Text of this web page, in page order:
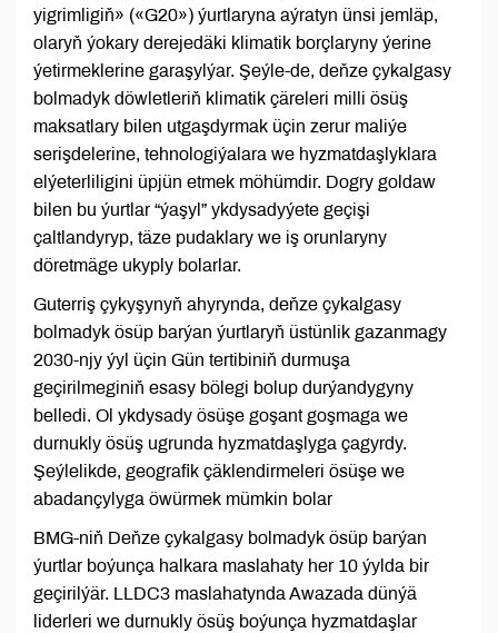
yigrimligiň» («G20») ýurtlaryna aýratyn ünsi jemläp,
olaryň ýokary derejedäki klimatik borçlaryny ýerine
ýetirmeklerine garaşylýar. Şeýle-de, deňze çykalgasy
bolmadyk döwletleriň klimatik çäreleri milli ösüş
maksatlary bilen utgaşdyrmak üçin zerur maliýe
serişdelerine, tehnologiýalara we hyzmatdaşlyklara
elýeterliligini üpjün etmek möhümdir. Dogry goldaw
bilen bu ýurtlar “ýaşyl” ykdysadyýete geçişi
çaltlandyryp, täze pudaklary we iş orunlaryny
döretmäge ukyply bolarlar.
Guterriş çykyşynyň ahyrynda, deňze çykalgasy
bolmadyk ösüp barýan ýurtlaryň üstünlik gazanmagy
2030-njy ýyl üçin Gün tertibiniň durmuşa
geçirilmeginiň esasy bölegi bolup durýandygyny
belledi. Ol ykdysady ösüşe goşant goşmaga we
durnukly ösüş ugrunda hyzmatdaşlyga çagyrdy.
Şeýlelikde, geografik çäklendirmeleri ösüşe we
abadançylyga öwürmek mümkin bolar
BMG-niň Deňze çykalgasy bolmadyk ösüp barýan
ýurtlar boýunça halkara maslahaty her 10 ýylda bir
geçirilýär. LLDC3 maslahatynda Awazada dünýä
liderleri we durnukly ösüş boýunça hyzmatdaşlar